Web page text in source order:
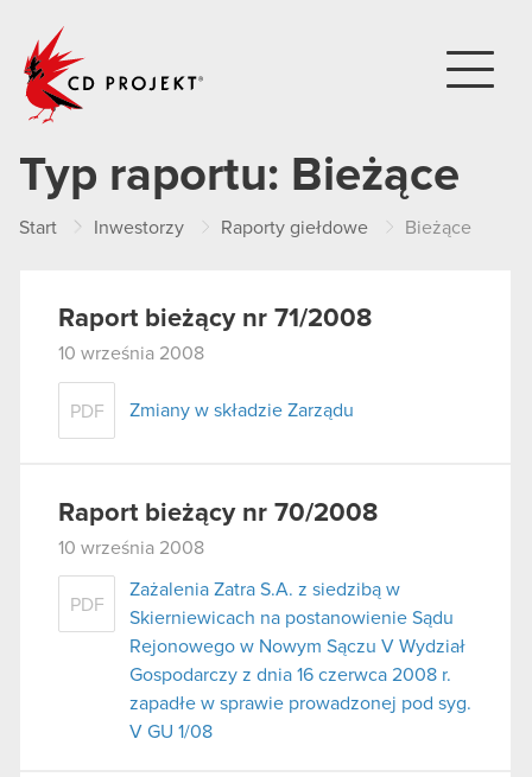
Typ raportu: Bieżące
Start Inwestorzy Raporty giełdowe Bieżące
Raport bieżący nr 71/2008
10 września 2008
PDF Zmiany w składzie Zarządu
Raport bieżący nr 70/2008
10 września 2008
PDF
Zażalenia Zatra S.A. z siedzibą w
Skierniewicach na postanowienie Sądu
Rejonowego w Nowym Sączu V Wydział
Gospodarczy z dnia 16 czerwca 2008 r.
zapadłe w sprawie prowadzonej pod syg.
V GU 1/08